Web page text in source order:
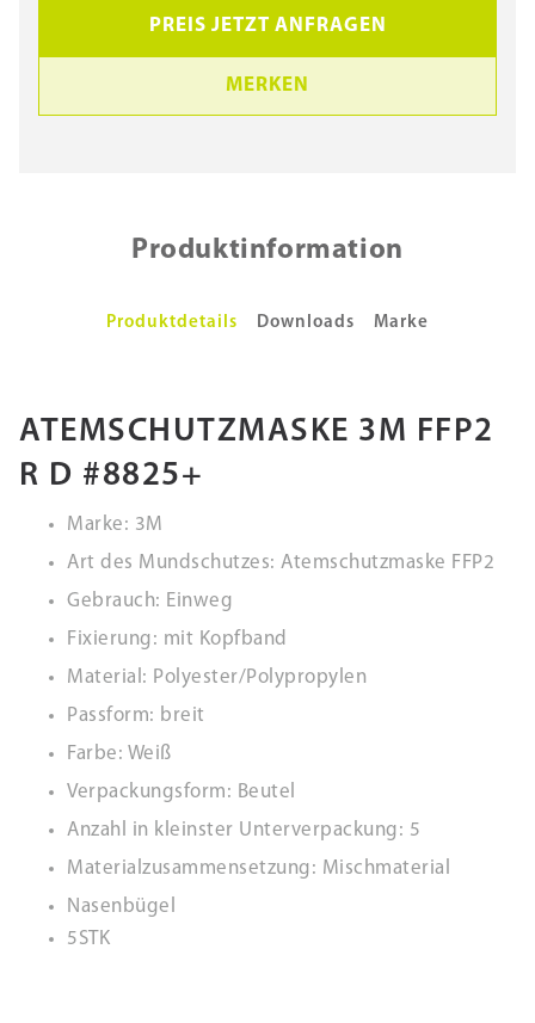
PREIS JETZT ANFRAGEN
MERKEN
Produktinformation
Produktdetails Downloads Marke
ATEMSCHUTZMASKE 3M FFP2
R D #8825+
Marke: 3M
Art des Mundschutzes: Atemschutzmaske FFP2
Gebrauch: Einweg
Fixierung: mit Kopfband
Material: Polyester/Polypropylen
Passform: breit
Farbe: Weiß
Verpackungsform: Beutel
Anzahl in kleinster Unterverpackung: 5
Materialzusammensetzung: Mischmaterial
Nasenbügel
5STK